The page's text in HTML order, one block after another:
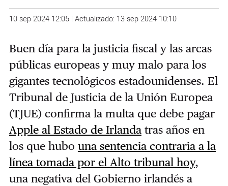
10 sep 2024 12:05 | Actualizado: 13 sep 2024 10:10
Buen día para la justicia fiscal y las arcas
públicas europeas y muy malo para los
gigantes tecnológicos estadounidenses. El
Tribunal de Justicia de la Unión Europea
(TJUE) confirma la multa que debe pagar
Apple al Estado de Irlandatras años en
los que hubo una sentencia contraria a la
línea tomada por el Alto tribunal hoy,
una negativa del Gobierno irlandés a